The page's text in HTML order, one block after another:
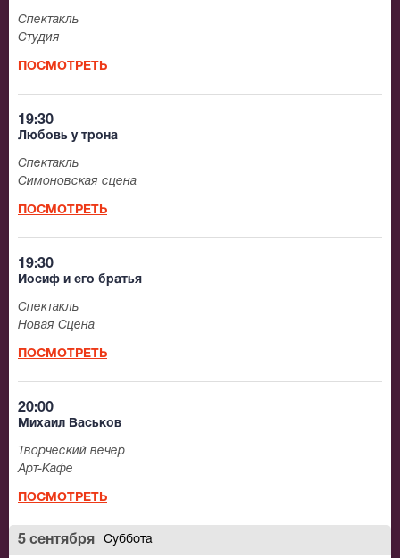
Спектакль
Студия
ПОСМОТРЕТЬ
19:30
Любовь у трона
Спектакль
Симоновская сцена
ПОСМОТРЕТЬ
19:30
Иосиф и его братья
Спектакль
Новая Сцена
ПОСМОТРЕТЬ
20:00
Михаил Васьков
Творческий вечер
Арт-Кафе
ПОСМОТРЕТЬ
5 сентября Суббота